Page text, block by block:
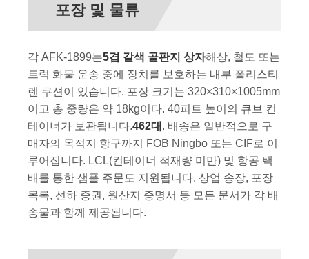
포장 및 물류
각 AFK-1899는5겹 갈색 골판지 상자해상, 철도 또는
트럭 화물 운송 중에 장치를 보호하는 내부 폴리스티
렌 쿠션이 있습니다. 포장 크기는 320×310×1005mm
이고 총 중량은 약 18kg이다. 40피트 높이의 큐브 컨
테이너가 보관됩니다.462대 . 배송은 일반적으로 구
매자의 목적지 항구까지 FOB Ningbo 또는 CIF로 이
루어집니다. LCL(컨테이너 적재량 미만) 및 항공 택
배를 통한 샘플 주문도 지원됩니다. 상업 송장, 포장
목록, 선하 증권, 원산지 증명서 등 모든 문서가 각 배
송물과 함께 제공됩니다.